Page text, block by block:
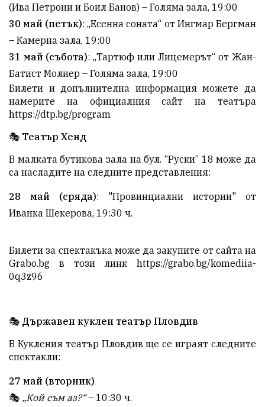
(Ива Петрони и Боил Банов) – Голяма зала, 19:00
30 май (петък): „Есенна соната“ от Ингмар Бергман
– Камерна зала, 19:00
31 май (събота): „Тартюф или Лицемерът“ от Жан-
Батист Молиер – Голяма зала, 19:00
Билети и допълнителна информация можете да
намерите на официалния сайт на театъра
https://dtp.bg/program
🎭 Театър Хенд
В малката бутикова зала на бул. “Руски” 18 може да
са насладите на следните представления:
28 май (сряда): "Провинциални истории" от
Иванка Шекеровa, 19:30 ч.
Билети за спектакъка може да закупите от сайта на
Grabo.bg в този линк https://grabo.bg/komediia-
0q3z96
🎭 Държавен куклен театър Пловдив
В Кукления театър Пловдив ще се играят следните
спектакли:
27 май (вторник)
🎭 „Кой съм аз?“– 10:30 ч.